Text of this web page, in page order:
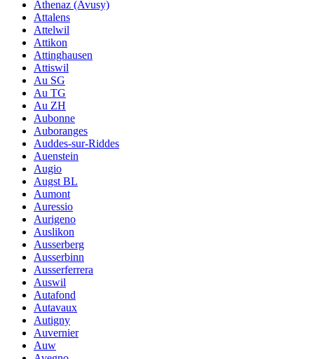
Athenaz (Avusy)
Attalens
Attelwil
Attikon
Attinghausen
Attiswil
Au SG
Au TG
Au ZH
Aubonne
Auboranges
Auddes-sur-Riddes
Auenstein
Augio
Augst BL
Aumont
Auressio
Aurigeno
Auslikon
Ausserberg
Ausserbinn
Ausserferrera
Auswil
Autafond
Autavaux
Autigny
Auvernier
Auw